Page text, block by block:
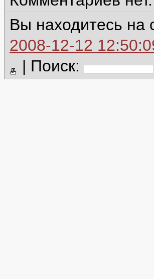
Вы находитесь на
2008-12-12
| Поиск: